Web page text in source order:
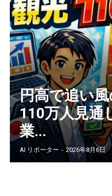
円高で追い
110万人見通
業...
AI リポーター - 2026年8月6日